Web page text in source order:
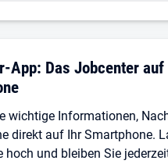
App: Das Jobcenter auf
wichtige Informationen,
direkt auf Ihr Smartphone.
hoch und bleiben Sie